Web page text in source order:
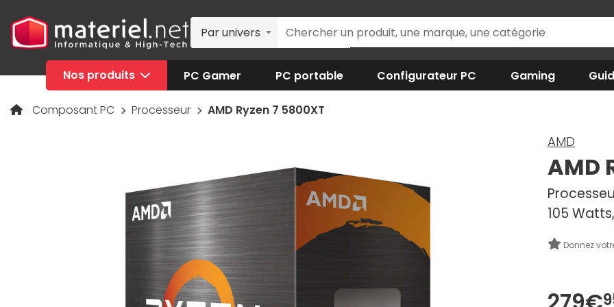
Par univers
Nos produits PC Gamer PC portable Configurateur PC Gaming
Composant PC Processeur AMD Ryzen 7 5800XT
AMD
AMD
105
Donnez